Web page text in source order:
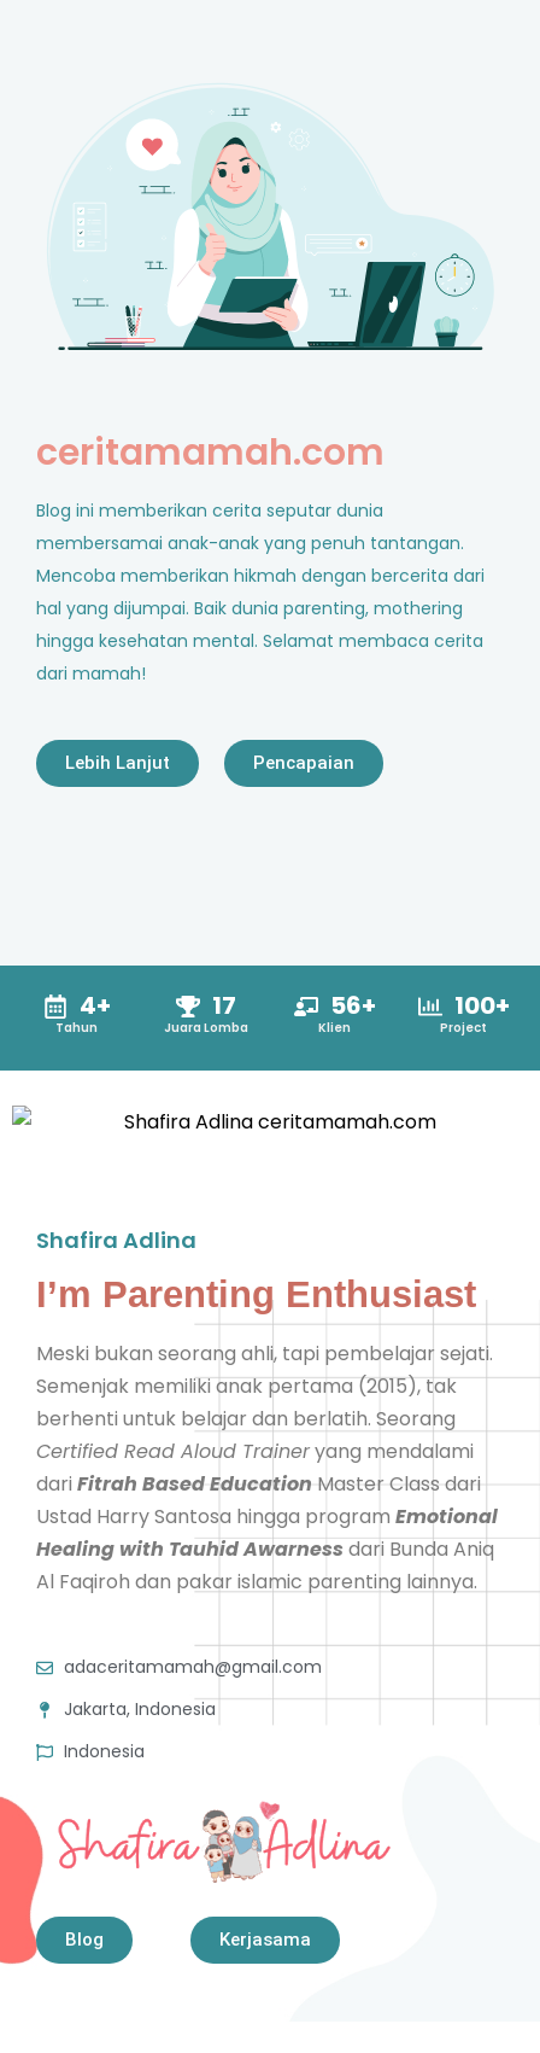
ceritamamah.com
Blog ini memberikan cerita seputar dunia
membersamai anak-anak yang penuh tantangan.
Mencoba memberikan hikmah dengan bercerita dari
hal yang dijumpai. Baik dunia parenting, mothering
hingga kesehatan mental. Selamat membaca cerita
dari mamah!
Lebih Lanjut Pencapaian
4+
Tahun
17
Juara Lomba
56+
Klien
100+
Project
Shafira Adlina
I’m Parenting Enthusiast
Meski bukan seorang ahli, tapi pembelajar sejati.
Semenjak memiliki anak pertama (2015), tak
berhenti untuk belajar dan berlatih. Seorang
Certified Read Aloud Traineryang mendalami
dari Fitrah Based Education Master Class dari
Ustad Harry Santosa hingga program Emotional
Healing with Tauhid Awarness dari Bunda Aniq
Al Faqiroh dan pakar islamic parenting lainnya.
adaceritamamah@gmail.com
Jakarta, Indonesia
Indonesia
Blog Kerjasama